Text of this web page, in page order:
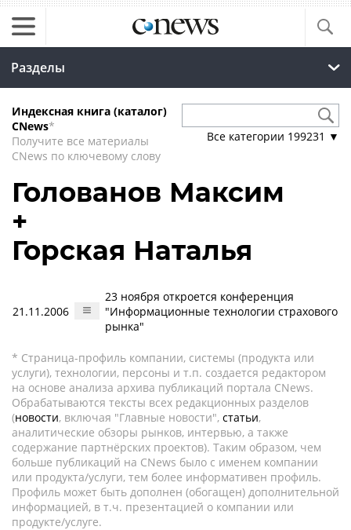
Разделы
Индексная книга (каталог)
CNews*
Получите все материалы
CNews по ключевому слову
Все категории 199231 ▼
Голованов Максим
+
Горская Наталья
21.11.2006
23 ноября откроется конференция
"Информационные технологии страхового
рынка"
* Страница-профиль компании, системы (продукта или
услуги), технологии, персоны и т.п. создается редактором
на основе анализа архива публикаций портала CNews.
Обрабатываются тексты всех редакционных разделов
(новости, включая "Главные новости", статьи,
аналитические обзоры рынков, интервью, а также
содержание партнёрских проектов). Таким образом, чем
больше публикаций на CNews было с именем компании
или продукта/услуги, тем более информативен профиль.
Профиль может быть дополнен (обогащен) дополнительной
информацией, в т.ч. презентацией о компании или
продукте/услуге.